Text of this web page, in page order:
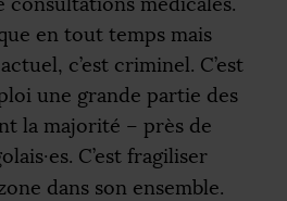
en tout temps mais
c’est criminel. C’est
une grande partie des
la majorité – près de
·es. C’est fragiliser
dans son ensemble.